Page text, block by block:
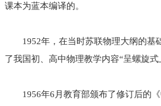
课本为蓝本编译的。
1952年，在当时苏联物理大纲的
了我国初、高中物理教学内容“呈螺旋
1956年6月教育部颁布了修订后的